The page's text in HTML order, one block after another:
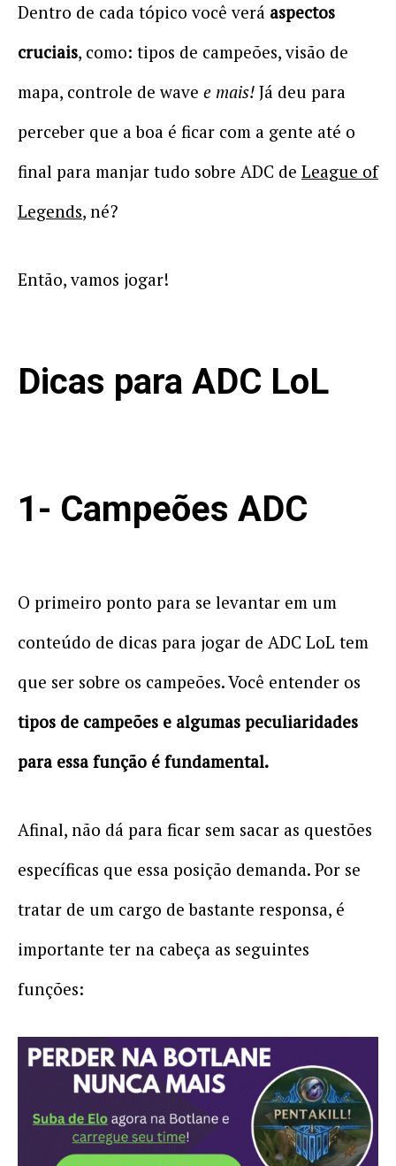
Dentro de cada tópico você verá aspectos
cruciais, como: tipos de campeões, visão de
mapa, controle de wave e mais! Já deu para
perceber que a boa é ficar com a gente até o
final para manjar tudo sobre ADC de League of
Legends, né?
Então, vamos jogar!
Dicas para ADC LoL
1- Campeões ADC
O primeiro ponto para se levantar em um
conteúdo de dicas para jogar de ADC LoL tem
que ser sobre os campeões. Você entender os
tipos de campeões e algumas peculiaridades
para essa função é fundamental.
Afinal, não dá para ficar sem sacar as questões
específicas que essa posição demanda. Por se
tratar de um cargo de bastante responsa, é
importante ter na cabeça as seguintes
funções: